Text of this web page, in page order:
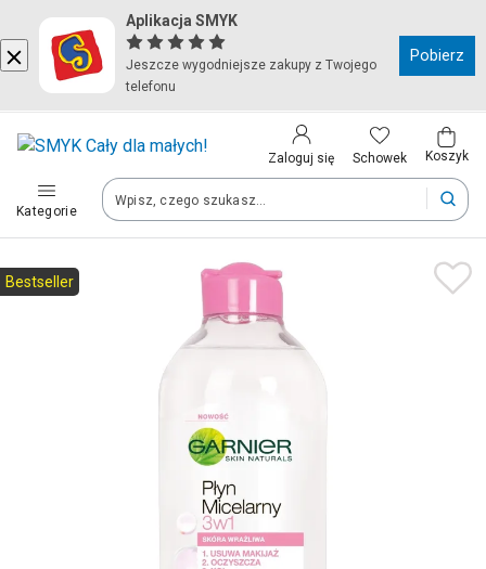
Aplikacja SMYK
Jeszcze wygodniejsze zakupy z Twojego
telefonu
Pobierz
Zaloguj się Schowek Koszyk
Kategorie
Kraj i język
Polska (Poland)
Twoje zamówienia dostarczymy na teren wybranego kraju.
Język
Po zmianie kraju część produktów może zostać usunięta z
Zapisz
Bestseller